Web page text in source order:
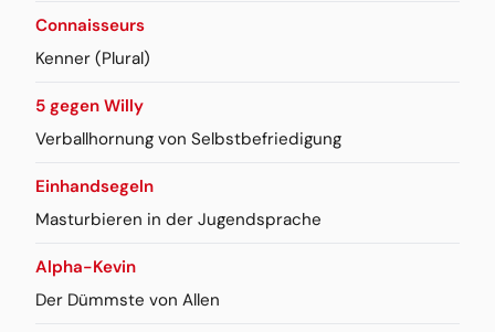
Connaisseurs
Kenner (Plural)
5 gegen Willy
Verballhornung von Selbstbefriedigung
Einhandsegeln
Masturbieren in der Jugendsprache
Alpha-Kevin
Der Dümmste von Allen